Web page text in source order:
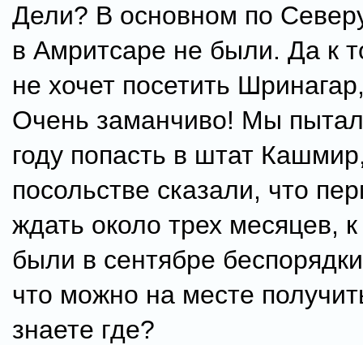
Дели? В основном по
в Амритсаре не были. Да к
не хочет посетить
Очень заманчиво! Мы
году попасть в штат
посольстве сказали, что
ждать около трех месяцев,
были в сентябре
что можно на месте
знаете где?